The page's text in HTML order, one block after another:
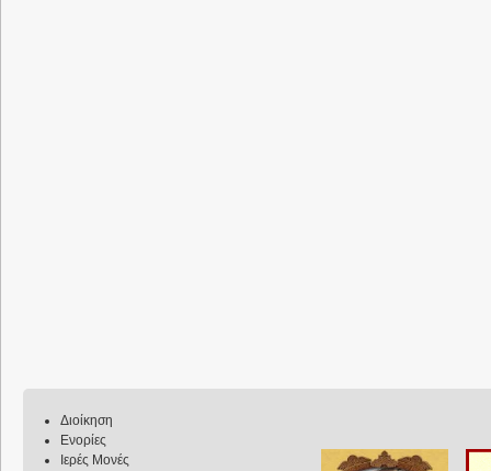
Διοίκηση
Ενορίες
Ιερές Μονές